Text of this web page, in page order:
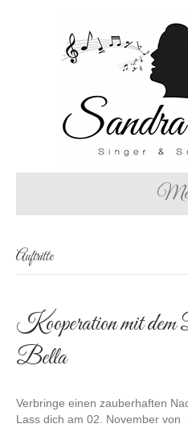
Auftritte
Kooperation mit
Bella
Verbringe einen zauberhaften
Lass dich am 02. November von